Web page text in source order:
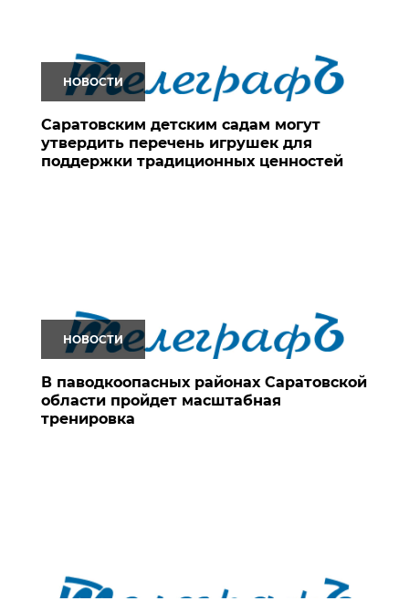
НОВОСТИ
Саратовским детским садам могут
утвердить перечень игрушек для
поддержки традиционных ценностей
НОВОСТИ
В паводкоопасных районах Саратовской
области пройдет масштабная
тренировка